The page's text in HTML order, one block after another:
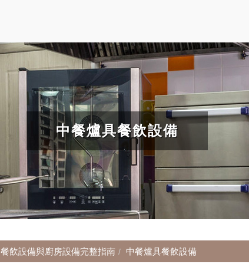
中餐爐具餐飲設備
餐飲設備與廚房設備完整指南 中餐爐具餐飲設備